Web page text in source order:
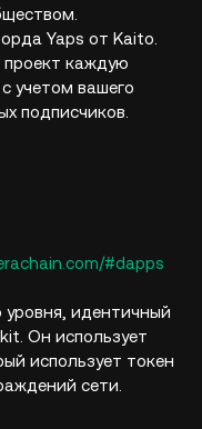
Yaps от Kaito.
каждую
учетом вашего
подписчиков.
#dapps
идентичный
Он использует
использует токен
сети.